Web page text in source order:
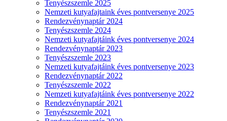
Tenyészszemle 2025
Nemzeti kutyafajtaink éves pontversenye 2025
Rendezvénynaptár 2024
Tenyészszemle 2024
Nemzeti kutyafajtáink éves pontversenye 2024
Rendezvénynaptár 2023
Tenyészszemle 2023
Nemzeti kutyafajtáink éves pontversenye 2023
Rendezvénynaptár 2022
Tenyészszemle 2022
Nemzeti kutyafajtáink éves pontversenye 2022
Rendezvénynaptár 2021
Tenyészszemle 2021